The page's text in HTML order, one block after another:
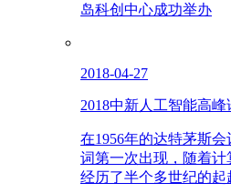
岛科创中心成功举办
2018-04-27
2018中新人工智能高
在1956年的达特茅斯
词第一次出现，随着
经历了半个多世纪的起